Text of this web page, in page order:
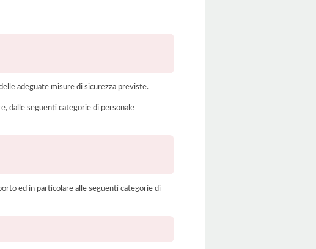
adeguate misure di sicurezza previste.
dalle seguenti categorie di personale
ed in particolare alle seguenti categorie di